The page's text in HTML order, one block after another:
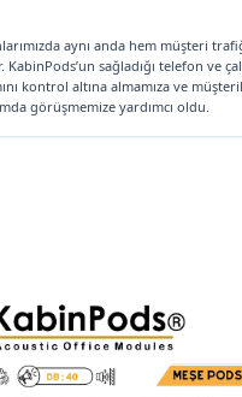
aynı anda hem müşteri
sağladığı telefon ve
kontrol altına almamıza ve
görüşmemize yardımcı oldu.